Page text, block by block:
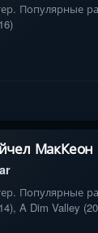
Популярные
МакКеон
Популярные
A Dim Valley